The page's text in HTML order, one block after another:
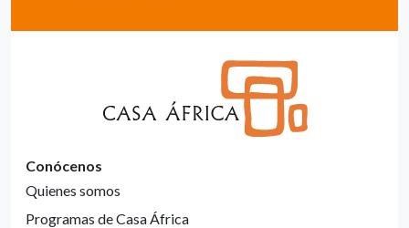
Conócenos
Quienes somos
Programas de Casa África